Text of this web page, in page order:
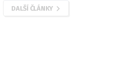
DALŠÍ ČLÁNKY